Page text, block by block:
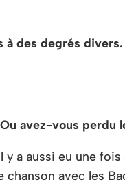
des degrés
avez-vous perdu
a aussi eu une
avec les